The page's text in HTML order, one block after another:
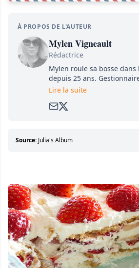
À PROPOS DE L'AUTEUR
Mylen Vigneault
Rédactrice
Mylen roule sa bosse dans
depuis 25 ans.
sociaux, journaliste
livres pour enfants (dont
pour la communication et
Lire la suite
Source: Julia's Album